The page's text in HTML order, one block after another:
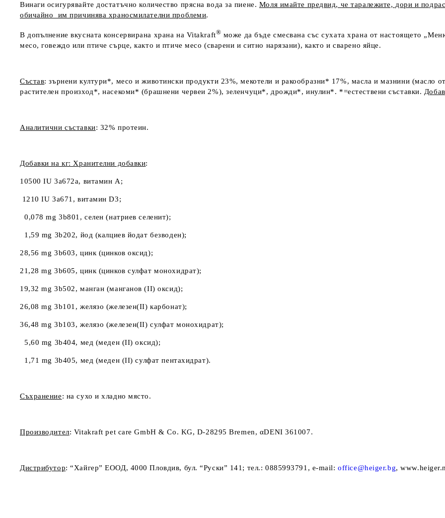
Винаги осигурявайте достатъчно количество прясна вода за пиене. Моля имайте предвид, че таралежите, дори и
обичайно им причинява храносмилателни проблеми.
В допълнение вкусната консервирана храна на Vitakraft® може да бъде смесвана със сухата храна от настоящето
месо, говеждо или птиче сърце, както и птиче месо (сварени и ситно нарязани), както и сварено яйце.
Състав: зърнени култури*, месо и животински продукти 23%, мекотели и ракообразни* 17%, масла и мазнини (масло
растителен произход*, насекоми* (брашнени червеи 2%), зеленчуци*, дрожди*, инулин*. *=естествени съставки.
Аналитични съставки: 32% протеин.
Добавки на кг: Хранителни добавки:
10500 IU 3a672a, витамин А;
1210 IU 3a671, витамин D3;
0,078 mg 3b801, селен (натриев селенит);
1,59 mg 3b202, йод (калциев йодат безводен);
28,56 mg 3b603, цинк (цинков оксид);
21,28 mg 3b605, цинк (цинков сулфат монохидрат);
19,32 mg 3b502, манган (манганов (II) оксид);
26,08 mg 3b101, желязо (железен(II) карбонат);
36,48 mg 3b103, желязо (железен(II) сулфат монохидрат);
5,60 mg 3b404, мед (меден (II) оксид);
1,71 mg 3b405, мед (меден (II) сулфат пентахидрат).
Съхранение: на сухо и хладно място.
Производител: Vitakraft pet care GmbH & Co. KG, D-28295 Bremen, αDENI 361007.
Дистрибутор: “Хайгер” ЕООД, 4000 Пловдив, бул. “Руски” 141; тел.: 0885993791, e-mail:office@heiger.bg,